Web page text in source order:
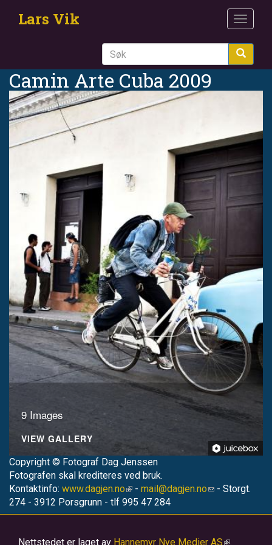
Lars Vik
Toggle
Søk
Camin Arte Cuba 2009
9 Images
VIEW GALLERY
Copyright © Fotograf Dag Jenssen
Fotografen skal krediteres ved bruk.
Kontaktinfo: www.dagjen.no(link
is
external)
- mail@dagjen.no(link
e-
- Storgt.
274 - 3912 Porsgrunn - tlf 995 47 284
Nettstedet er laget av Hannemyr Nye Medier AS(link
.